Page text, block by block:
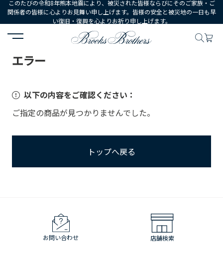
このたびの令和8年熊本地震により、被災された皆様ならびにそのご家族・ご
関係者の皆様に心よりお見舞い申し上げます。皆様の安全と被災地の一日も早
い復旧・復興を心よりお祈り申し上げます。
HOME
エラー
以下の内容をご確認ください：
ご指定の商品が見つかりませんでした。
トップへ戻る
お問い合わせ 店舗検索